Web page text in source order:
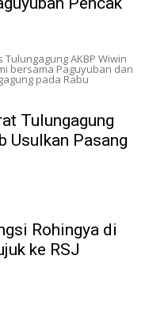
AKBP Wiwin
bersama Paguyuban dan
pada Rabu
Tulungagung
Usulkan Pasang
Rohingya di
ke RSJ